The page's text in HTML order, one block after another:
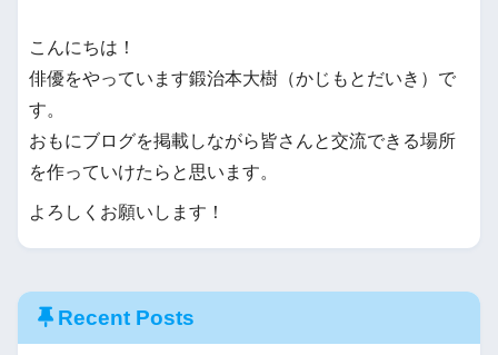
こんにちは！
俳優をやっています鍛治本大樹（かじもとだいき）で
す。
おもにブログを掲載しながら皆さんと交流できる場所
を作っていけたらと思います。
よろしくお願いします！
Recent Posts